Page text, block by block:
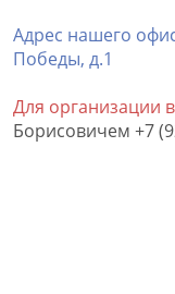
Адрес нашего
Победы, д.1
Для организации
Борисовичем +7